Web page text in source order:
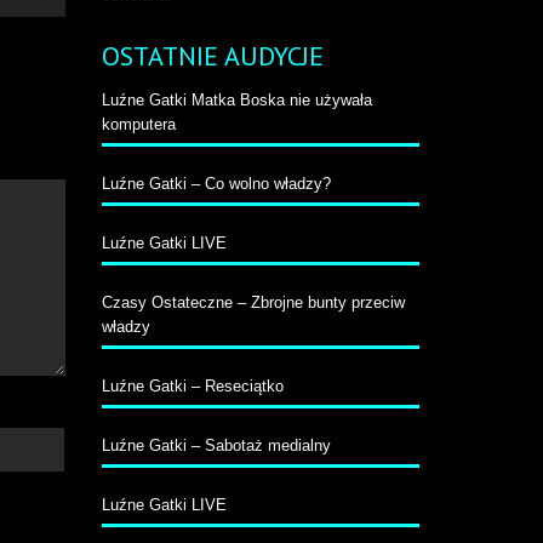
OSTATNIE AUDYCJE
Luźne Gatki Matka Boska nie używała
komputera
Luźne Gatki – Co wolno władzy?
Luźne Gatki LIVE
Czasy Ostateczne – Zbrojne bunty przeciw
władzy
Luźne Gatki – Reseciątko
Luźne Gatki – Sabotaż medialny
Luźne Gatki LIVE